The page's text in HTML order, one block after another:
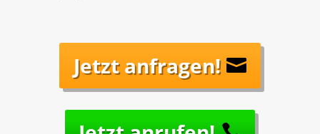
Jetzt anfragen!